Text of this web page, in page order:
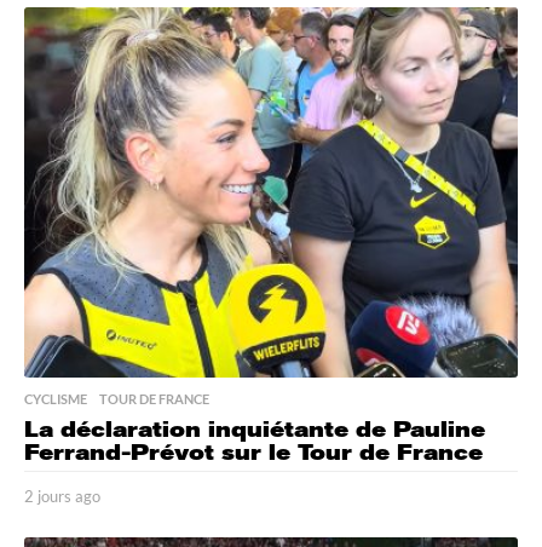
o
u
r
s
a
g
o
CYCLISME ,TOUR DE FRANCE
La déclaration inquiétante de Pauline
Ferrand-Prévot sur le Tour de France
2 jours ago
o